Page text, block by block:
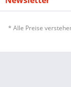
* Alle Preise